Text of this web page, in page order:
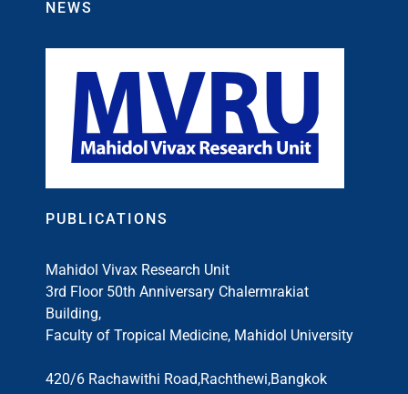
NEWS
PUBLICATIONS
Mahidol Vivax Research Unit
3rd Floor 50th Anniversary Chalermrakiat
Building,
Faculty of Tropical Medicine, Mahidol University
420/6 Rachawithi Road,Rachthewi,Bangkok